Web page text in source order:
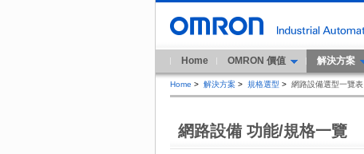
Home OMRON 價值 解決方案
Home > 解決方案 > 規格選型 > 網路設備選型一覽表
網路設備 功能/規格一覽